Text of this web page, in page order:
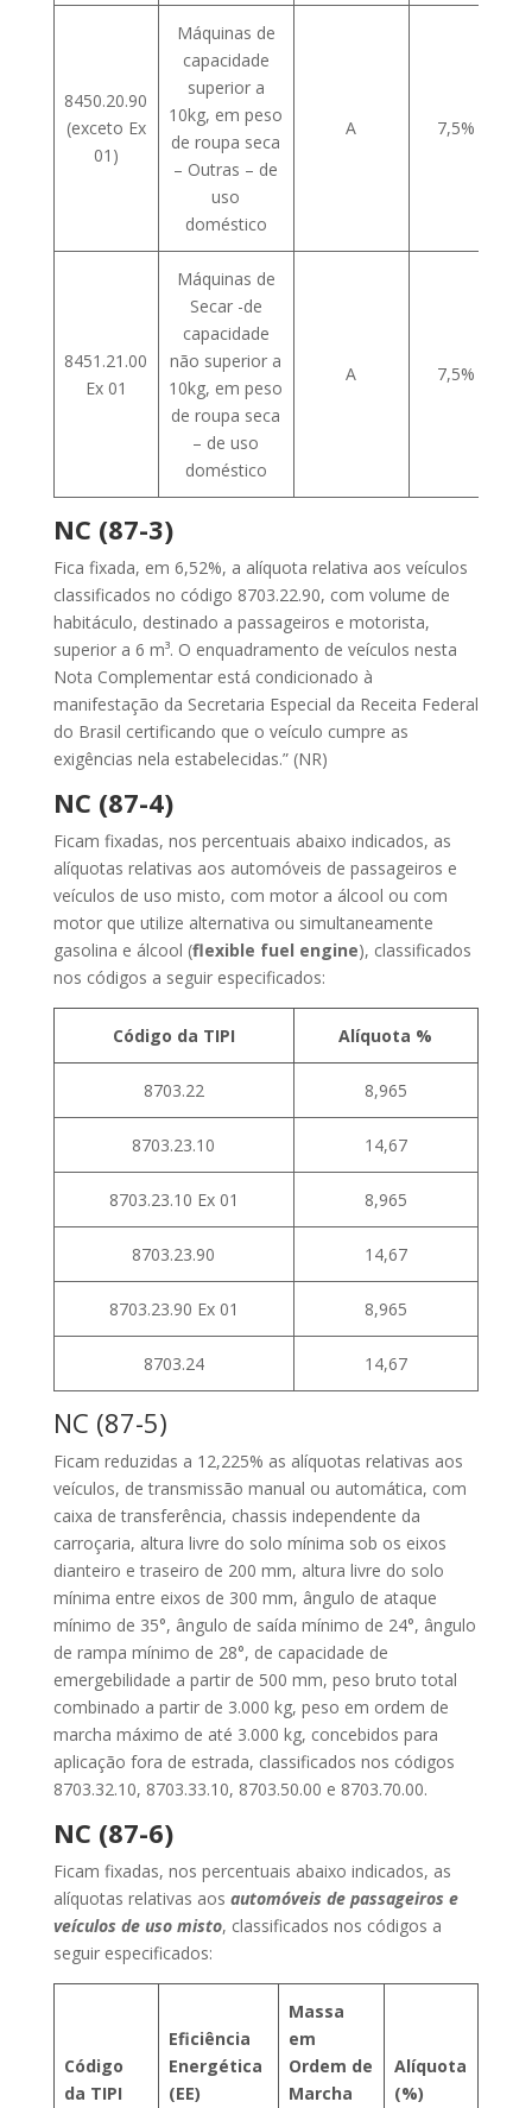
8450.20.90
(exceto Ex
01)
Máquinas de
capacidade
superior a
10kg, em peso
de roupa seca
– Outras – de
uso
doméstico
A 7,5%
8451.21.00
Ex 01
Máquinas de
Secar -de
capacidade
não superior a
10kg, em peso
de roupa seca
– de uso
doméstico
A 7,5%
NC (87-3)
Fica fixada, em 6,52%, a alíquota relativa aos veículos
classificados no código 8703.22.90, com volume de
habitáculo, destinado a passageiros e motorista,
superior a 6 m³. O enquadramento de veículos nesta
Nota Complementar está condicionado à
manifestação da Secretaria Especial da Receita Federal
do Brasil certificando que o veículo cumpre as
exigências nela estabelecidas.” (NR)
NC (87-4)
Ficam fixadas, nos percentuais abaixo indicados, as
alíquotas relativas aos automóveis de passageiros e
veículos de uso misto, com motor a álcool ou com
motor que utilize alternativa ou simultaneamente
gasolina e álcool (flexible fuel engine), classificados
nos códigos a seguir especificados:
Código da TIPI Alíquota %
8703.22 8,965
8703.23.10 14,67
8703.23.10 Ex 01 8,965
8703.23.90 14,67
8703.23.90 Ex 01 8,965
8703.24 14,67
NC (87-5)
Ficam reduzidas a 12,225% as alíquotas relativas aos
veículos, de transmissão manual ou automática, com
caixa de transferência, chassis independente da
carroçaria, altura livre do solo mínima sob os eixos
dianteiro e traseiro de 200 mm, altura livre do solo
mínima entre eixos de 300 mm, ângulo de ataque
mínimo de 35°, ângulo de saída mínimo de 24°, ângulo
de rampa mínimo de 28°, de capacidade de
emergebilidade a partir de 500 mm, peso bruto total
combinado a partir de 3.000 kg, peso em ordem de
marcha máximo de até 3.000 kg, concebidos para
aplicação fora de estrada, classificados nos códigos
8703.32.10, 8703.33.10, 8703.50.00 e 8703.70.00.
NC (87-6)
Ficam fixadas, nos percentuais abaixo indicados, as
alíquotas relativas aos automóveis de passageiros e
veículos de uso misto, classificados nos códigos a
seguir especificados:
Código
da TIPI
Eficiência
Energética
(EE)
Massa
em
Ordem de
Marcha
Alíquota
(%)